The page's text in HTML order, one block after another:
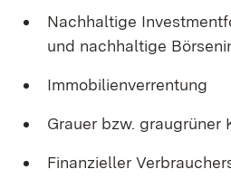
Nachhaltige
und nachhaltige
Immobilienverrentung
Grauer bzw. graugrüner
Finanzieller